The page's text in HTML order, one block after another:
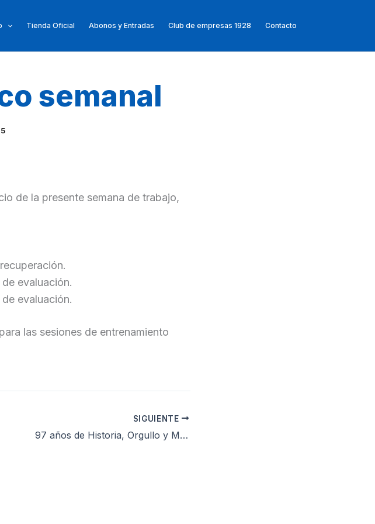
Tienda Oficial Abonos y Entradas Club de empresas 1928 Contacto
semanal
de la presente semana de trabajo,
evaluación.
evaluación.
las sesiones de entrenamiento
SIGUIENTE
97 años de Historia, Orgullo y Moral